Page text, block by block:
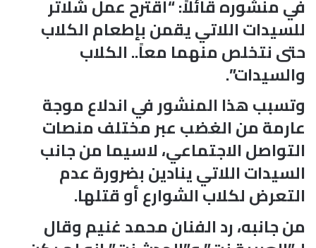
في منشوره قائلاً: “أقترح عمل شلاتر
للسيدات اللاتي يقمن بإطعام الكلاب
حتى نتخلص منهما معاً.. الكلاب
والسيدات”.
وتسبب هذا المنشور في اندلاع موجة
عارمة من الغضب عبر مختلف منصات
التواصل الاجتماعي، لاسيما من جانب
السيدات اللاتي ينادين بضرورة عدم
التعرض لكلاب الشوارع أو قتلها.
من جانبه، رد الفنان محمد غنيم وقال